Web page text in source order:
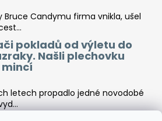
Bruce Candymu firma vnikla, ušel
pokladů od výletu do
Našli plechovku
letech propadlo jedné novodobé